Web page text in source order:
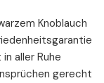
Knoblauch
aller Ruhe
gerecht